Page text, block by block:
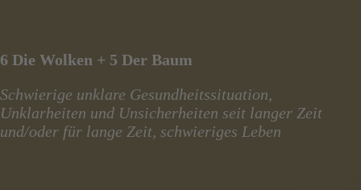
6 Die Wolken + 5 Der Baum
Schwierige unklare Gesundheitssituation,
Unklarheiten und Unsicherheiten seit langer Zeit
und/oder für lange Zeit, schwieriges Leben